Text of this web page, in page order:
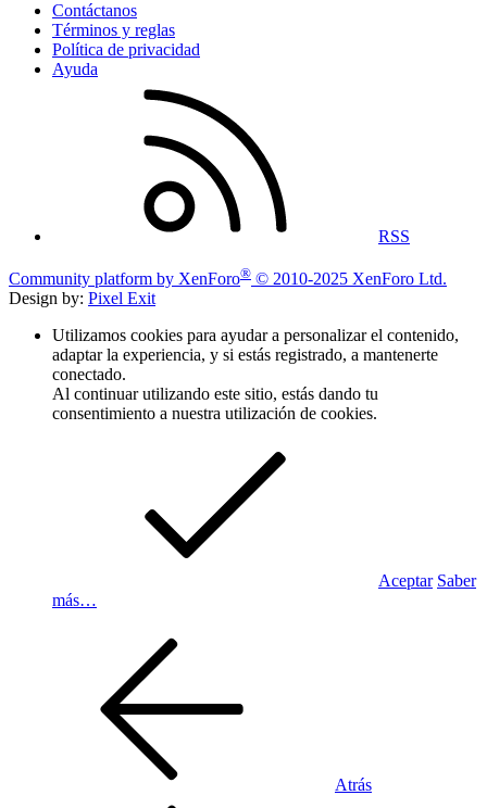
Contáctanos
Términos y reglas
Política de privacidad
Ayuda
RSS
Community platform by XenForo® © 2010-2025 XenForo Ltd.
Design by: Pixel Exit
Utilizamos cookies para ayudar a personalizar el contenido,
adaptar la experiencia, y si estás registrado, a mantenerte
conectado.
Al continuar utilizando este sitio, estás dando tu
consentimiento a nuestra utilización de cookies.
Aceptar Saber
más…
Atrás